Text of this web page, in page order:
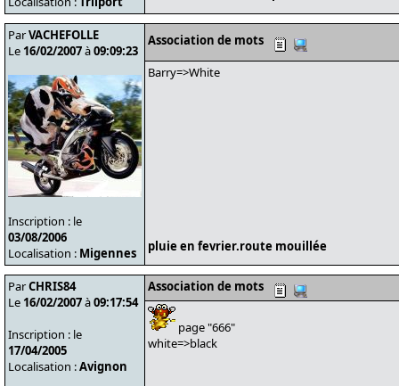
ParVACHEFOLLE
Le 16/02/2007à09:09:23
Inscription : le
03/08/2006
Localisation : Migennes
Association de mots
Barry=>White
pluie en fevrier.route mouillée
ParCHRIS84
Le 16/02/2007à09:17:54
Inscription : le
17/04/2005
Localisation :Avignon
Association de mots
page "666"
white=>black